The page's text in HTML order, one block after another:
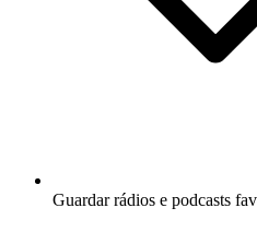
Guardar rádios e podcasts